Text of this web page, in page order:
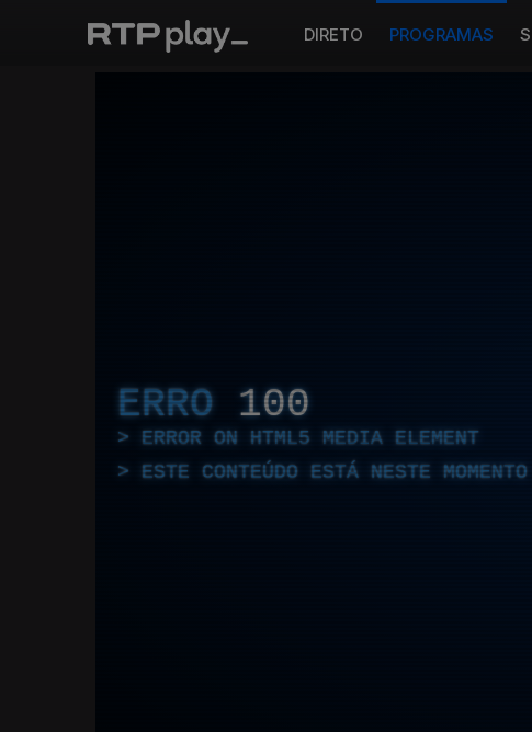
DIRETO PROGRAMAS
ERRO 100
ERROR ON HTML5 MEDIA ELEMENT
ESTE CONTEÚDO ESTÁ NESTE